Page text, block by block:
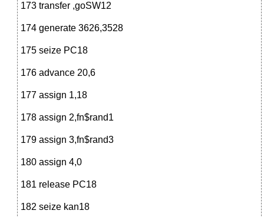
173 transfer ,goSW12
174 generate 3626,3528
175 seize PC18
176 advance 20,6
177 assign 1,18
178 assign 2,fn$rand1
179 assign 3,fn$rand3
180 assign 4,0
181 release PC18
182 seize kan18